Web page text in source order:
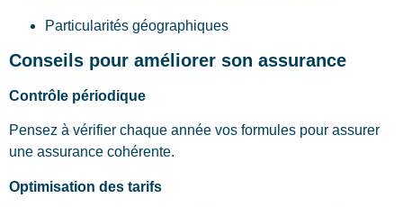
Particularités géographiques
Conseils pour améliorer son assurance
Contrôle périodique
Pensez à vérifier chaque année vos formules pour assurer
une assurance cohérente.
Optimisation des tarifs